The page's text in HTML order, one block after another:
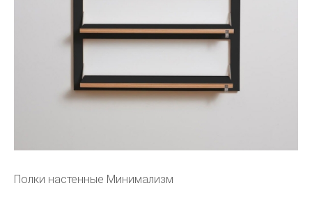
Полки настенные Минимализм